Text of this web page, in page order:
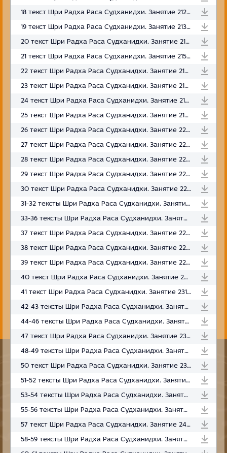
18 текст Шри Радха Раса Судханидхи. Занятие 212. Вриндаван. 28.10.2023
19 текст Шри Радха Раса Судханидхи. Занятие 213. Вриндаван. 29.10.2023
20 текст Шри Радха Раса Судханидхи. Занятие 214. Вриндаван. 30.10.2023
21 текст Шри Радха Раса Судханидхи. Занятие 215. Вриндаван. 31.10.2023
22 текст Шри Радха Раса Судханидхи. Занятие 216. Вриндаван. 01.11.2023
23 текст Шри Радха Раса Судханидхи. Занятие 217. Вриндаван. 02.11.2023
24 текст Шри Радха Раса Судханидхи. Занятие 218. Вриндаван. 03.11.2023
25 текст Шри Радха Раса Судханидхи. Занятие 219. Вриндаван. 04.11.2023
26 текст Шри Радха Раса Судханидхи. Занятие 220. Вриндаван. 06.11.2023
27 текст Шри Радха Раса Судханидхи. Занятие 221. Вриндаван. 07.11.2023
28 текст Шри Радха Раса Судханидхи. Занятие 222. Вриндаван. 09.11.2023
29 текст Шри Радха Раса Судханидхи. Занятие 223. Вриндаван. 10.11.2023
30 текст Шри Радха Раса Судханидхи. Занятие 224. Вриндаван. 11.11.2023
31-32 тексты Шри Радха Раса Судханидхи. Занятие 225. Вриндаван. 12.10.2023
33-36 тексты Шри Радха Раса Судханидхи. Занятие 226. Вриндаван. 15.11.2023
37 текст Шри Радха Раса Судханидхи. Занятие 227. Вриндаван. 16.11.2023
38 текст Шри Радха Раса Судханидхи. Занятие 228. Вриндаван. 18.11.2023
39 текст Шри Радха Раса Судханидхи. Занятие 229. Вриндаван. 19.11.2023
40 текст Шри Радха Раса Судханидхи. Занятие 230. Вриндаван. 21.11.2023
41 текст Шри Радха Раса Судханидхи. Занятие 231. Вриндаван. 23.11.2023
42-43 тексты Шри Радха Раса Судханидхи. Занятие 232. Вриндаван. 24.11.2023
44-46 тексты Шри Радха Раса Судханидхи. Занятие 233. Вриндаван. 26.11.2023
47 текст Шри Радха Раса Судханидхи. Занятие 234. Према-вайчиттьям. МСИ. 02.12.2023
48-49 тексты Шри Радха Раса Судханидхи. Занятие 235. МСИ. 05.12.2023
50 текст Шри Радха Раса Судханидхи. Занятие 236. МСИ. 09.12.2023
51-52 тексты Шри Радха Раса Судханидхи. Занятие 237. МСИ. 16.12.2023
53-54 тексты Шри Радха Раса Судханидхи. Занятие 238. МСИ. 21.12.2023
55-56 тексты Шри Радха Раса Судханидхи. Занятие 239. МСИ. 23.12.2023
57 текст Шри Радха Раса Судханидхи. Занятие 240. МСИ. 26.12.2023
58-59 тексты Шри Радха Раса Судханидхи. Занятие 241. МСИ. 30.12.2023